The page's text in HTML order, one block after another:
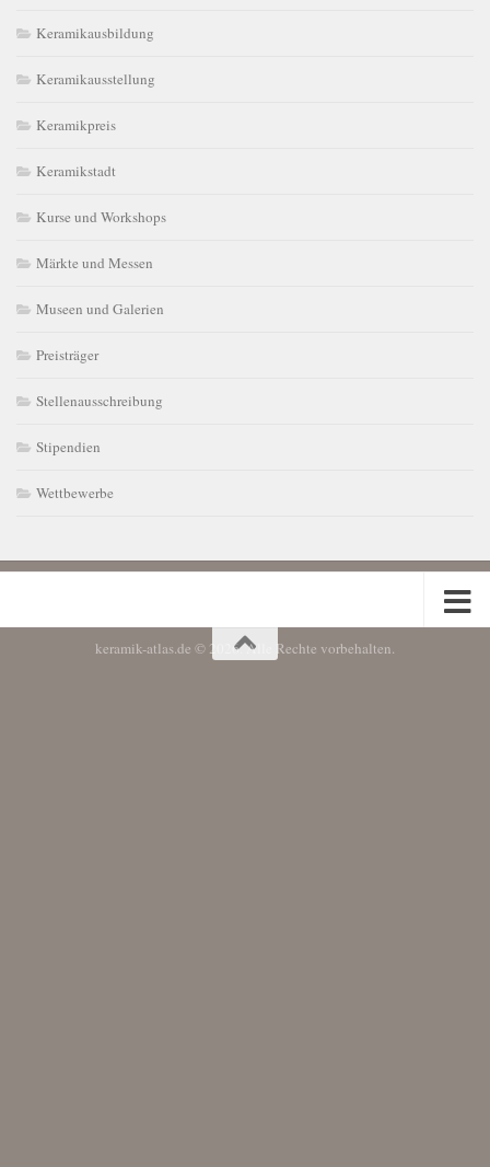
Keramikausbildung
Keramikausstellung
Keramikpreis
Keramikstadt
Kurse und Workshops
Märkte und Messen
Museen und Galerien
Preisträger
Stellenausschreibung
Stipendien
Wettbewerbe
keramik-atlas.de © 2026. Alle Rechte vorbehalten.